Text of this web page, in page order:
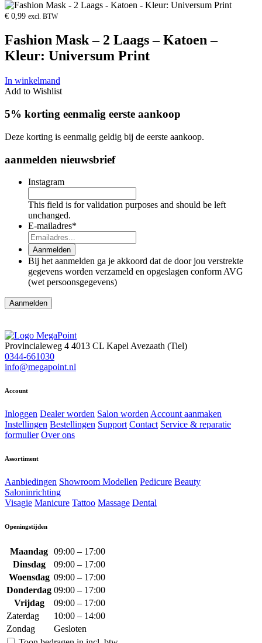
€ 0,99 excl. BTW
Fashion Mask – 2 Laags – Katoen –
Kleur: Universum Print
In winkelmand
Add to Wishlist
5% korting eenmalig eerste aankoop
Deze korting is eenmalig geldig bij de eerste aankoop.
aanmelden nieuwsbrief
Instagram
This field is for validation purposes and should be left
unchanged.
E-mailadres*
Aanmelden
Bij het aanmelden ga je akkoord dat de door jou verstrekte
gegevens worden verzameld en opgeslagen conform AVG
(wet persoonsgegevens)
Provincialeweg 4 4013 CL Kapel Avezaath (Tiel)
0344-661030
info@megapoint.nl
Account
Inloggen Dealer worden Salon worden Account aanmaken
Instellingen Bestellingen Support Contact Service & reparatie
formulier Over ons
Assortiment
Aanbiedingen Showroom Modellen Pedicure Beauty
Saloninrichting
Visagie Manicure Tattoo Massage Dental
Openingstijden
Maandag 09:00 – 17:00
Dinsdag
09:00 – 17:00
Woensdag 09:00 – 17:00
Donderdag 09:00 – 17:00
Vrijdag
09:00 – 17:00
Zaterdag
10:00 – 14:00
Zondag
Gesloten